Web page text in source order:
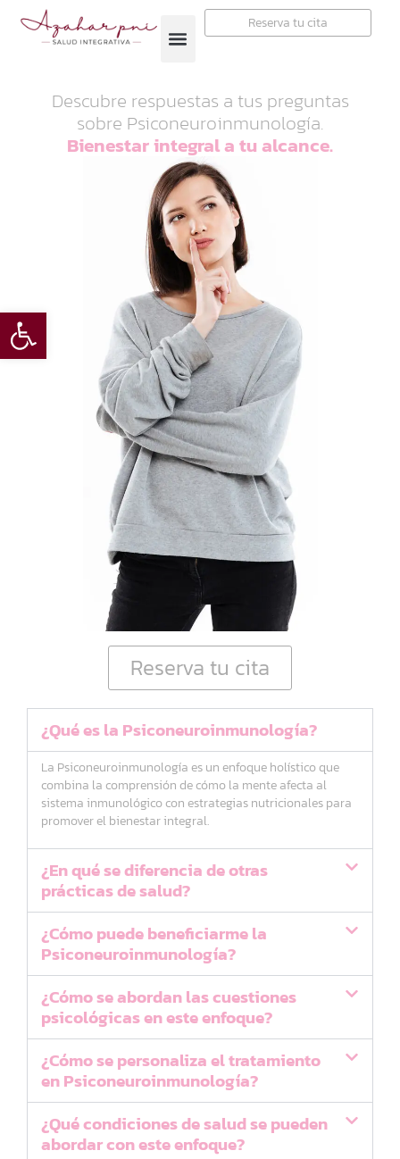
Open toolbar
Reserva tu cita
Descubre respuestas a tus preguntas
sobre Psiconeuroinmunología.
Bienestar integral a tu alcance.
Reserva tu cita
¿Qué es la Psiconeuroinmunología?
La Psiconeuroinmunología es un enfoque holístico que
combina la comprensión de cómo la mente afecta al
sistema inmunológico con estrategias nutricionales para
promover el bienestar integral.
¿En qué se diferencia de otras
prácticas de salud?
¿Cómo puede beneficiarme la
Psiconeuroinmunología?
¿Cómo se abordan las cuestiones
psicológicas en este enfoque?
¿Cómo se personaliza el tratamiento
en Psiconeuroinmunología?
¿Qué condiciones de salud se pueden
abordar con este enfoque?